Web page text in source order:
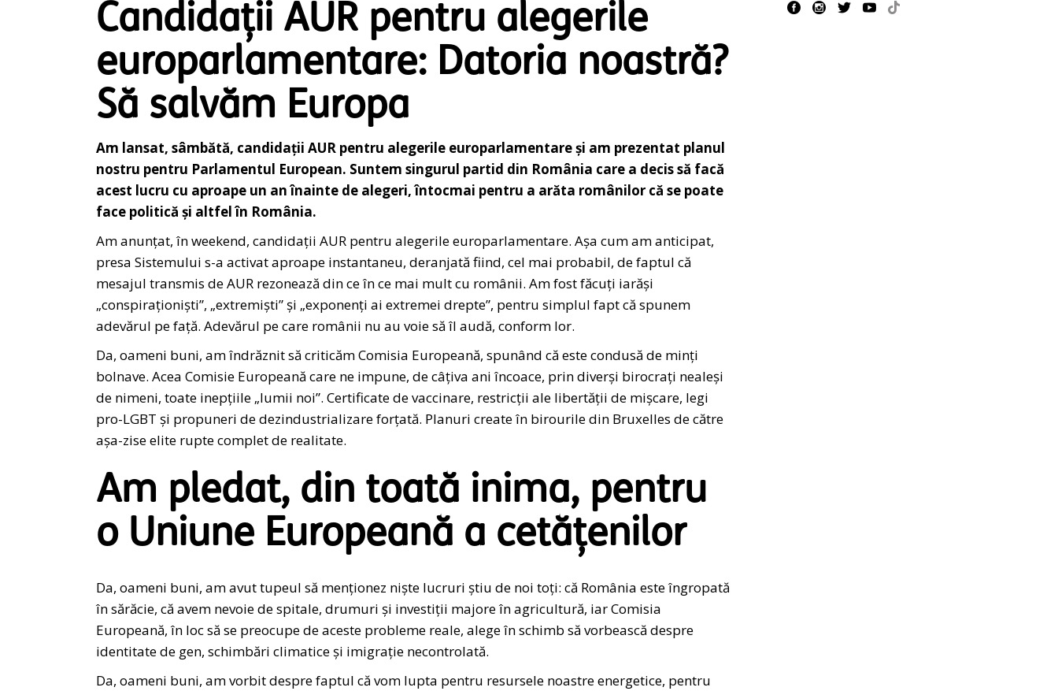
Candidații AUR pentru alegerile
europarlamentare: Datoria noastră?
Să salvăm Europa
Am lansat, sâmbătă, candidații AUR pentru alegerile europarlamentare și am prezentat planul
nostru pentru Parlamentul European. Suntem singurul partid din România care a decis să facă
acest lucru cu aproape un an înainte de alegeri, întocmai pentru a arăta românilor că se poate
face politică și altfel în România.
Am anunțat, în weekend, candidații AUR pentru alegerile europarlamentare. Așa cum am anticipat,
presa Sistemului s-a activat aproape instantaneu, deranjată fiind, cel mai probabil, de faptul că
mesajul transmis de AUR rezonează din ce în ce mai mult cu românii. Am fost făcuți iarăși
„conspiraționiști”, „extremiști” și „exponenți ai extremei drepte”, pentru simplul fapt că spunem
adevărul pe față. Adevărul pe care românii nu au voie să îl audă, conform lor.
Da, oameni buni, am îndrăznit să criticăm Comisia Europeană, spunând că este condusă de minți
bolnave. Acea Comisie Europeană care ne impune, de câțiva ani încoace, prin diverși birocrați nealeși
de nimeni, toate inepțiile „lumii noi”. Certificate de vaccinare, restricții ale libertății de mișcare, legi
pro-LGBT și propuneri de dezindustrializare forțată. Planuri create în birourile din Bruxelles de către
așa-zise elite rupte complet de realitate.
Am pledat, din toată inima, pentru
o Uniune Europeană a cetățenilor
Da, oameni buni, am avut tupeul să menționez niște lucruri știu de noi toți: că România este îngropată
în sărăcie, că avem nevoie de spitale, drumuri și investiții majore în agricultură, iar Comisia
Europeană, în loc să se preocupe de aceste probleme reale, alege în schimb să vorbească despre
identitate de gen, schimbări climatice și imigrație necontrolată.
Da, oameni buni, am vorbit despre faptul că vom lupta pentru resursele noastre energetice, pentru